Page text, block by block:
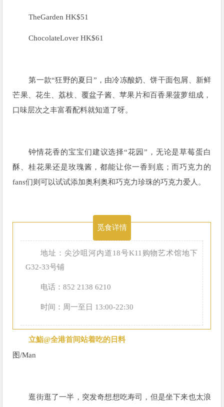
TheGarden HK$51
ChocolateLover HK$61
第一款“狂野的夏日”，由冷冻酸奶、饼干面包屑、新鲜
芒果、花生、荔枝、覆盆子酱、苹果片和百香果菠萝组成，
口味层次之丰富看配料就知道了呀。
钟情花香的宝宝们建议选择“花园”，无论是草莓蛋白
酥、桂花果还是玫瑰酱，都能让你一香到底；而巧克力的
fans们则可以试试添加奥利奥和巧克力珍珠的巧克力爱人。
觅食详情
地址：尖沙咀河内道18号K11购物艺术馆地下
G32-33号铺
电话：852 2138 6210
时间：周一至日 13:00-22:30
立鮨@全港首间站着吃的日料
图/Man
逛街逛了一半，突发奇想想吃寿司，但是坐下来也太浪